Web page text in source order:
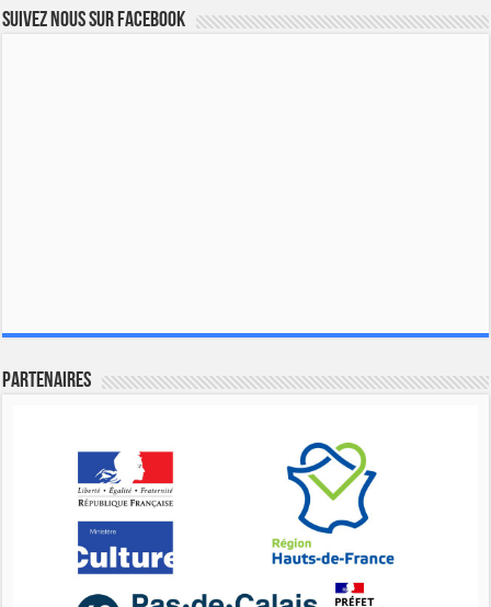
Suivez nous sur Facebook
Partenaires